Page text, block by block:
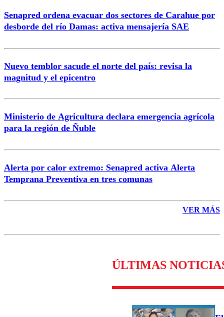
Correo
Senapred ordena evacuar dos sectores de Carahue por
desborde del río Damas: activa mensajería SAE
Nuevo temblor sacude el norte del país: revisa la
magnitud y el epicentro
Ministerio de Agricultura declara emergencia agrícola
para la región de Ñuble
Alerta por calor extremo: Senapred activa Alerta
Temprana Preventiva en tres comunas
VER MÁS
ÚLTIMAS